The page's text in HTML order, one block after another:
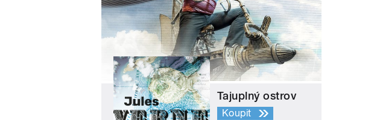
Tajuplný ostrov
Koupit